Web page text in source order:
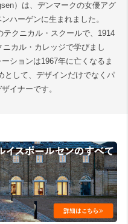
）は、デンマークの女優アグ
ハーゲンに生まれました。
クニカル・スクールで、1914
カル・カレッジで学びまし
ションは1967年に亡くなるま
として、デザインだけでなくパ
イナーです。